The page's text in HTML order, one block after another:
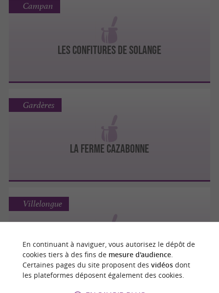
LES CONFITURES DE SOLANGE
Campan
LA FERME CAZABONNE
Gardères
MIELLERIE DES ESCALES
Villelongue
En continuant à naviguer, vous autorisez le dépôt de
cookies tiers à des fins de mesure d'audience.
Certaines pages du site proposent des vidéosdont
les plateformes déposent également des cookies.